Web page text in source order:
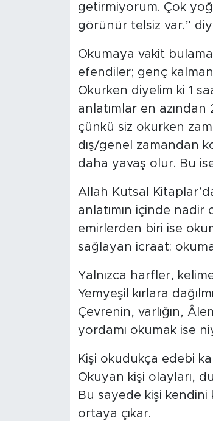
getirmiyorum. Çok
görünür telsiz var.”
Okumaya vakit
efendiler; genç
Okurken diyelim ki 1
anlatımlar en
çünkü siz okurken
dış/genel zamandan
daha yavaş olur. Bu
Allah Kutsal
anlatımın içinde
emirlerden biri ise
sağlayan icraat:
Yalnızca harfler,
Yemyeşil kırlara
Çevrenin, varlığın,
yordamı okumak ise
Kişi okudukça edebi
Okuyan kişi olayları,
Bu sayede kişi
ortaya çıkar.